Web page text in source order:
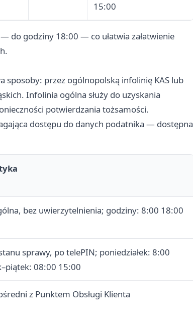
15:00
do godziny 18:00 — co ułatwia załatwienie
sposoby: przez ogólnopolską infolinię KAS lub
Infolinia ogólna służy do uzyskania
potwierdzania tożsamości.
dostępu do danych podatnika — dostępna
bez uwierzytelnienia; godziny: 8:00 18:00
sprawy, po telePIN; poniedziałek: 8:00
08:00 15:00
z Punktem Obsługi Klienta